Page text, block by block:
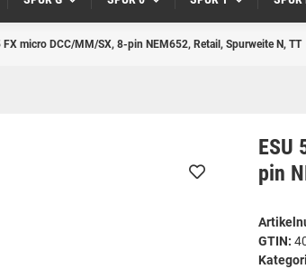
micro DCC/MM/SX, 8-pin NEM652, Retail, Spurweite N, TT
ESU
pin
GTIN: